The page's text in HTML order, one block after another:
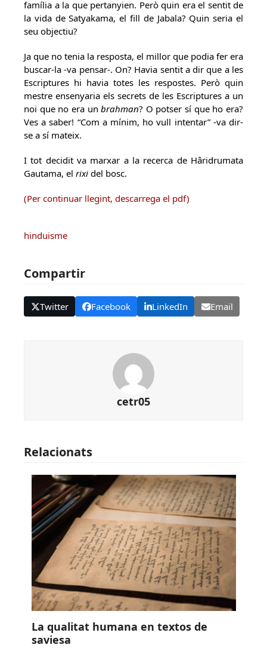
família a la que pertanyien. Però quin era el sentit de
la vida de Satyakama, el fill de Jabala? Quin seria el
seu objectiu?
Ja que no tenia la resposta, el millor que podia fer era
buscar-la -va pensar-. On? Havia sentit a dir que a les
Escriptures hi havia totes les respostes. Però quin
mestre ensenyaria els secrets de les Escriptures a un
noi que no era unbrahman? O potser sí que ho era?
Ves a saber! “Com a mínim, ho vull intentar” -va dir-
se a sí mateix.
I tot decidit va marxar a la recerca de Hâridrumata
Gautama, el rixi del bosc.
(Per continuar llegint, descarrega el pdf)
hinduisme
Compartir
Twitter Facebook LinkedIn Email
cetr05
Relacionats
La qualitat humana en textos de
saviesa